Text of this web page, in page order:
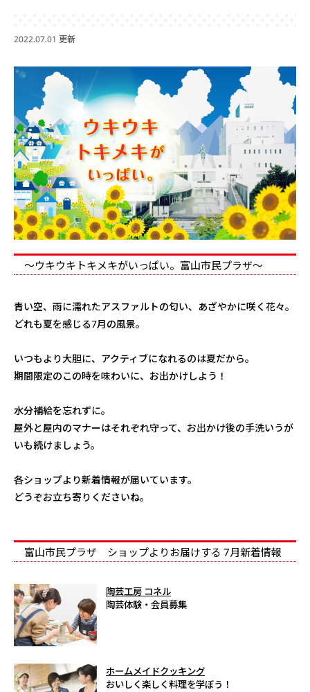
2022.07.01 更新
～ウキウキトキメキがいっぱい。 富山市民プラザ～
青い空、雨に濡れたアスファルトの匂い、あざやかに咲く花々。
どれも夏を感じる7月の風景。
いつもより大胆に、アクティブになれるのは夏だから。
期間限定のこの時を味わいに、お出かけしよう！
水分補給を忘れずに。
屋外と屋内のマナーはそれぞれ守って、お出かけ後の手洗いうが
いも続けましょう。
各ショップより新着情報が届いています。
どうぞお立ち寄りくださいね。
富山市民プラザ ショップよりお届けする 7月新着情報
陶芸工房 コネル
陶芸体験・会員募集
ホームメイドクッキング
おいしく楽しく料理を学ぼう！